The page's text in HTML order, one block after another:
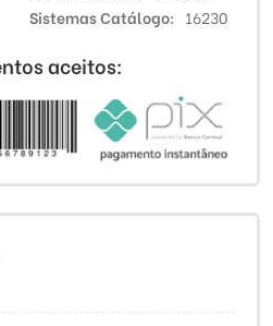
Sistemas Catálogo 16230
aceitos: